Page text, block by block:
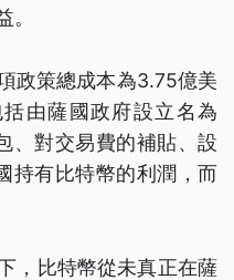
政策總成本為3.75億美
由薩國政府設立名為
、對交易費的補貼、設
持有比特幣的利潤，而
，比特幣從未真正在薩